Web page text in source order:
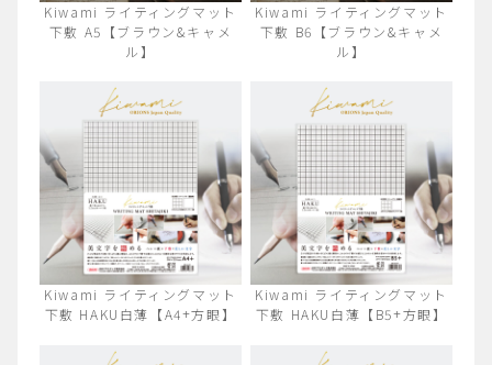
Kiwami ライティングマット
下敷 A5【ブラウン&キャメ
ル】
Kiwami ライティングマット
下敷 B6【ブラウン&キャメ
ル】
Kiwami ライティングマット
下敷 HAKU白薄【A4+方眼】
Kiwami ライティングマット
下敷 HAKU白薄【B5+方眼】